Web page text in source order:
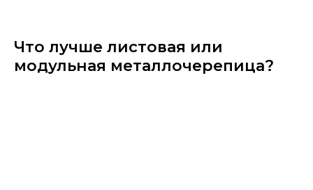
Что лучше листовая или
модульная металлочерепица?